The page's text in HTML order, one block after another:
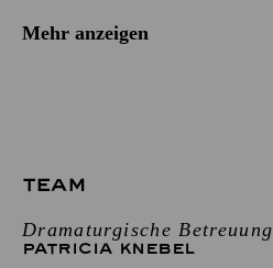
Mehr anzeigen
TEAM
Dramaturgische Betreuung
PATRICIA KNEBEL